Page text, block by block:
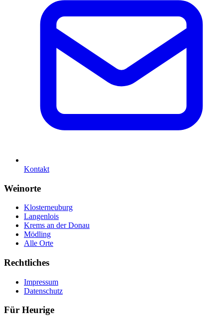
Kontakt
Weinorte
Klosterneuburg
Langenlois
Krems an der Donau
Mödling
Alle Orte
Rechtliches
Impressum
Datenschutz
Für Heurige